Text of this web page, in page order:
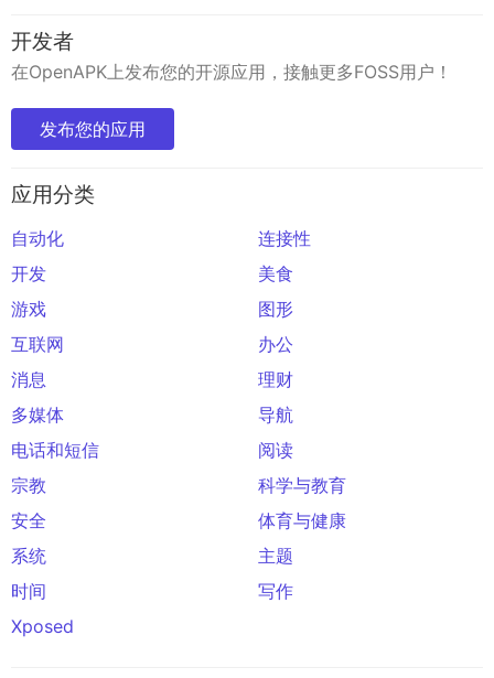
开发者
在OpenAPK上发布您的开源应用，接触更多FOSS用户！
发布您的应用
应用分类
自动化
连接性
开发
美食
游戏
图形
互联网
办公
消息
理财
多媒体
导航
电话和短信
阅读
宗教
科学与教育
安全
体育与健康
系统
主题
时间
写作
Xposed